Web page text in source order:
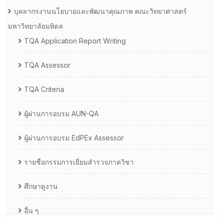
บุคลากรงานนโยบายและพัฒนาคุณภาพ คณะวิทยาศาสตร์
มหาวิทยาลัยมหิดล
TQA Application Report Writing
TQA Assessor
TQA Criteria
ผู้ผ่านการอบรม AUN-QA
ผู้ผ่านการอบรม EdPEx Assessor
รายชื่อกรรมการเยี่ยมสำรวจภาควิชา
ศึกษาดูงาน
อื่น ๆ